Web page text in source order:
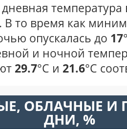
В то время как
опускалась до 17
и ночной
29.7°С и 21.6°С
ОБЛАЧНЫЕ И
ДНИ, %